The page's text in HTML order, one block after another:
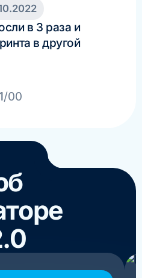
в 3 раза и
в другой
/00